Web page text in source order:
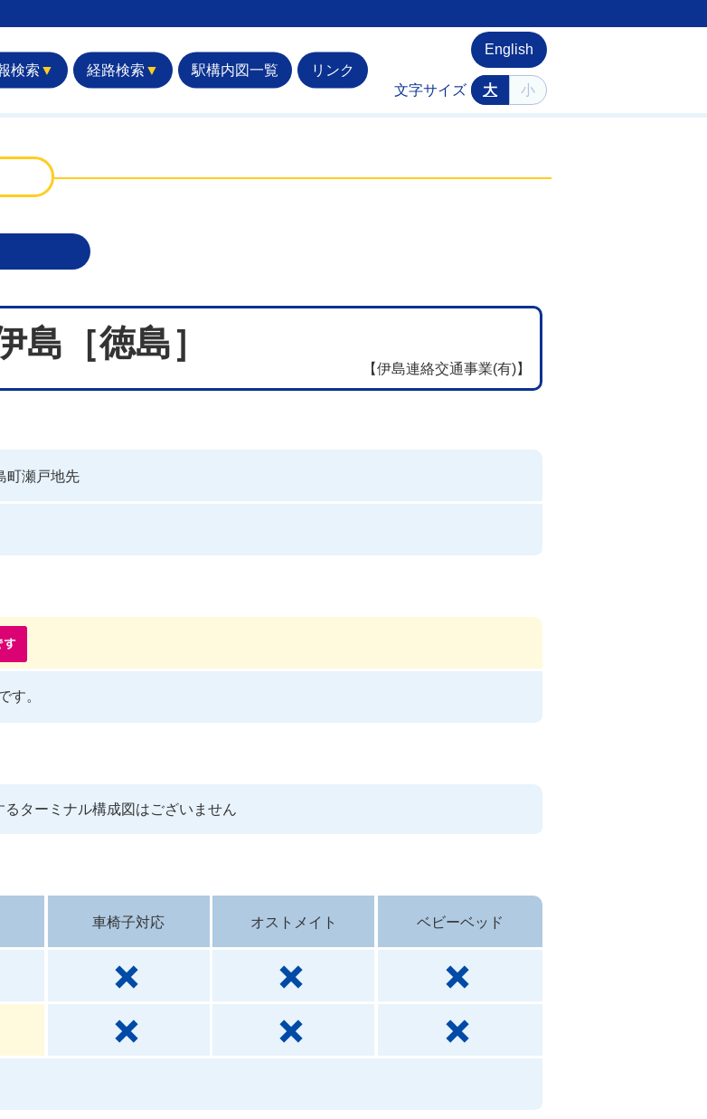
検索 ▼ 経路検索 ▼ 駅構内図一覧 リンク
English
文字サイズ 大 小
島［徳島］
【伊島連絡交通事業(有)】
町瀬戸地先
す。
るターミナル構成図はございません
車椅子対応 オストメイト ベビーベッド